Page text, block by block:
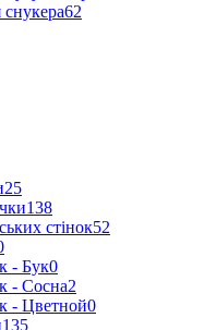
снукера62
25
138
стінок52
- Бук0
- Сосна2
- Цветной0
135